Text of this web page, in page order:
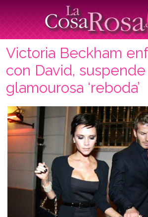
Victoria Beckham
con David,
glamourosa ‘reboda’